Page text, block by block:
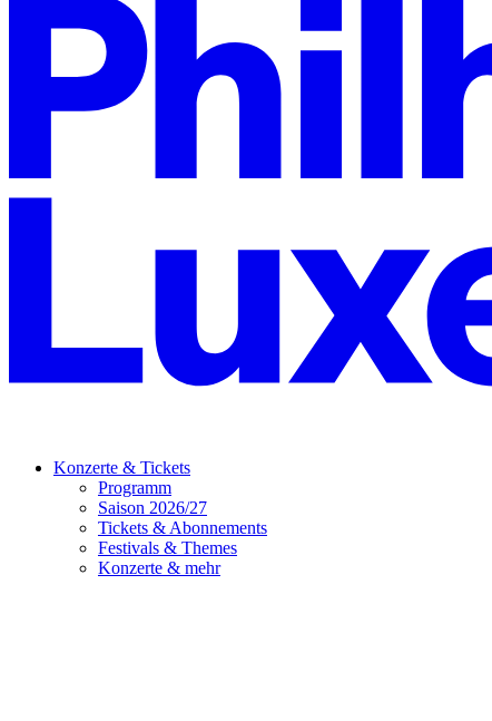
Konzerte & Tickets
Programm
Saison 2026/27
Tickets & Abonnements
Festivals & Themes
Konzerte & mehr